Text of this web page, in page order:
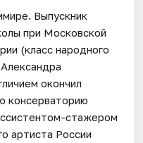
Выпускник
при Московской
(класс народного
окончил
консерваторию
стажером
артиста России